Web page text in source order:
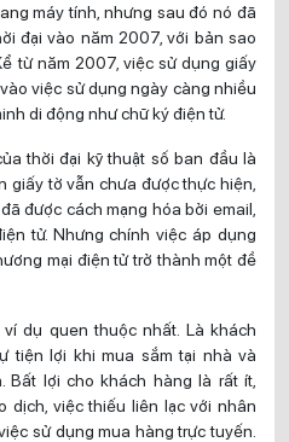
máy tính, nhưng sau đó nó đã
đại vào năm 2007, với bản sao
từ năm 2007, việc sử dụng giấy
việc sử dụng ngày càng nhiều
di động như chữ ký điện tử.
thời đại kỹ thuật số ban đầu là
giấy tờ vẫn chưa được thực hiện,
được cách mạng hóa bởi email,
tử. Nhưng chính việc áp dụng
mại điện tử trở thành một đề
dụ quen thuộc nhất. Là khách
tiện lợi khi mua sắm tại nhà và
Bất lợi cho khách hàng là rất ít,
dịch, việc thiếu liên lạc với nhân
sử dụng mua hàng trực tuyến.